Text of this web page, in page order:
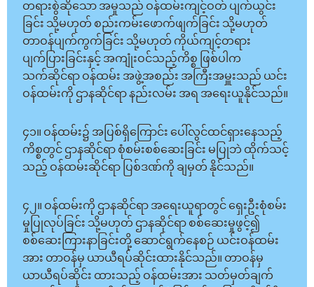
တရားစွဲဆိုသော အမှုသည် ဝန်ထမ်းကျင့်ဝတ် ပျက်ယွင်း
ခြင်း သို့မဟုတ် စည်းကမ်းဖောက်ဖျက်ခြင်း သို့မဟုတ်
တာဝန်ပျက်ကွက်ခြင်း သို့မဟုတ် ကိုယ်ကျင့်တရား
ပျက်ပြားခြင်းနှင့် အကျုံးဝင်သည့်ကိစ္စ ဖြစ်ပါက
သက်ဆိုင်ရာ ဝန်ထမ်း အဖွဲ့အစည်း အကြီးအမှူးသည် ယင်း
ဝန်ထမ်းကို ဌာနဆိုင်ရာ နည်းလမ်း အရ အရေးယူနိုင်သည်။
၄၁။ ဝန်ထမ်း၌ အပြစ်ရှိကြောင်း ပေါ်လွင်ထင်ရှားနေသည့်
ကိစ္စတွင် ဌာနဆိုင်ရာ စုံစမ်းစစ်ဆေးခြင်း မပြုဘဲ ထိုက်သင့်
သည့် ဝန်ထမ်းဆိုင်ရာ ပြစ်ဒဏ်ကို ချမှတ် နိုင်သည်။
၄၂။ ဝန်ထမ်းကို ဌာနဆိုင်ရာ အရေးယူရာတွင် ရှေးဦးစုံစမ်း
မှုပြုလုပ်ခြင်း သို့မဟုတ် ဌာနဆိုင်ရာ စစ်ဆေးမှုဖွင့်၍
စစ်ဆေးကြားနာခြင်းတို့ ဆောင်ရွက်နေစဉ် ယင်းဝန်ထမ်း
အား တာဝန်မှ ယာယီရပ်ဆိုင်းထားနိုင်သည်။ တာဝန်မှ
ယာယီရပ်ဆိုင်း ထားသည့် ဝန်ထမ်းအား သတ်မှတ်ချက်